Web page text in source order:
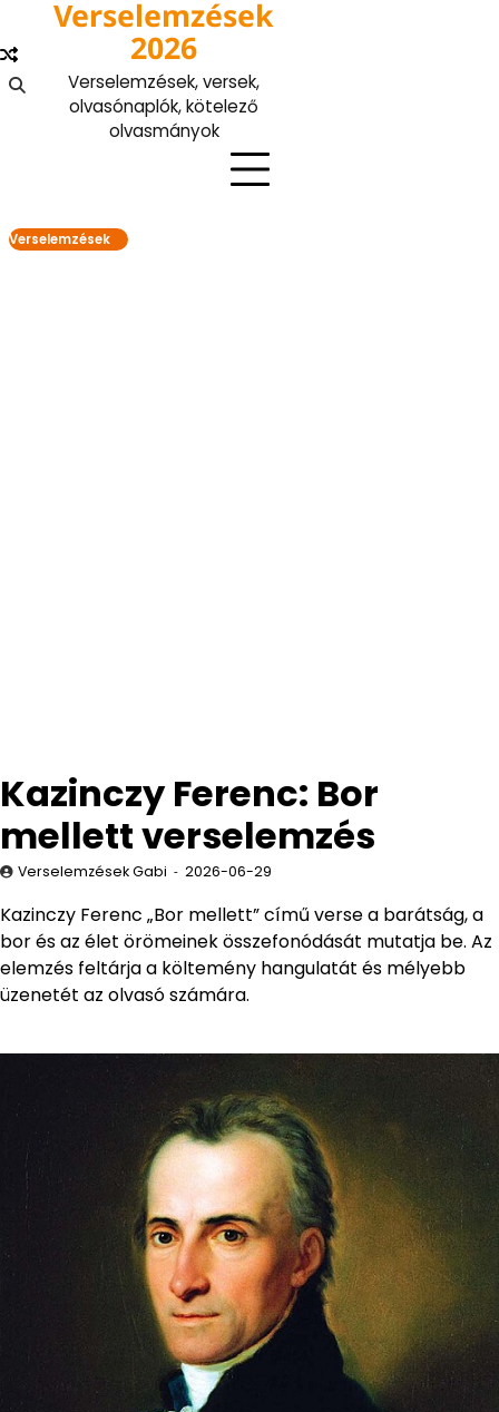
content
Verselemzések
2026
Verselemzések, versek,
olvasónaplók, kötelező
olvasmányok
Verselemzések
Kazinczy Ferenc: Bor
mellett verselemzés
Verselemzések Gabi 2026-06-29
Kazinczy Ferenc „Bor mellett” című verse a barátság, a
bor és az élet örömeinek összefonódását mutatja be. Az
elemzés feltárja a költemény hangulatát és mélyebb
üzenetét az olvasó számára.